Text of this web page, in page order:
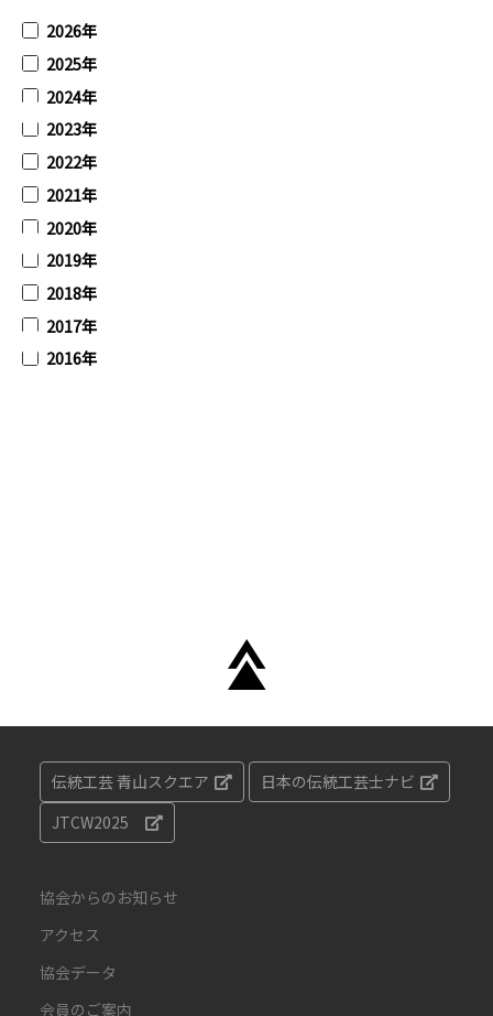
2026年
2025年
2024年
2023年
2022年
2021年
2020年
2019年
2018年
2017年
2016年
伝統工芸 青山スクエア
日本の伝統工芸士ナビ
JTCW2025
協会からのお知らせ
アクセス
協会データ
会員のご案内